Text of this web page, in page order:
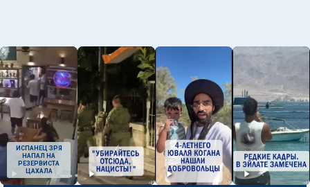
ИСПАНЕЦ ЗРЯ
НАПАЛ НА
РЕЗЕРВИСТА
ЦАХАЛА